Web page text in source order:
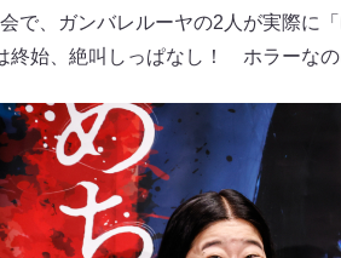
で、ガンバレルーヤの2人が実際に
終始、絶叫しっぱなし！ ホラーなの